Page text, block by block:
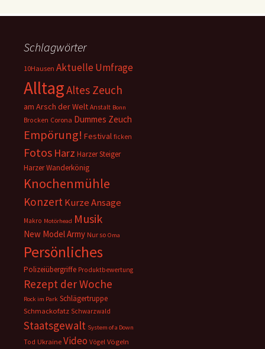
Schlagwörter
10Hausen Aktuelle Umfrage
AlltagAltes Zeuch
am Arsch der Welt Anstalt Bonn
Brocken Corona Dummes Zeuch
Empörung! Festival ficken
Fotos Harz Harzer Steiger
Harzer Wanderkönig
Knochenmühle
KonzertKurze Ansage
Makro Motörhead Musik
New Model Army Nur so Oma
Persönliches
Polizeiübergriffe Produktbewertung
Rezept der Woche
Rock im Park Schlägertruppe
Schmackofatz Schwarzwald
Staatsgewalt System of a Down
Tod Ukraine Video Vögel Vögeln